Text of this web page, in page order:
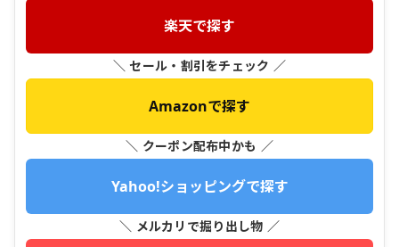
楽天で探す
＼ セール・割引をチェック ／
Amazonで探す
＼ クーポン配布中かも ／
Yahoo!ショッピングで探す
＼ メルカリで掘り出し物 ／